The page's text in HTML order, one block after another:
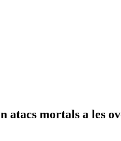
atacs mortals a les